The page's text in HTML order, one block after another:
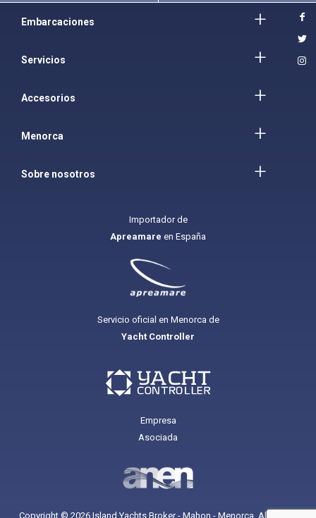
Embarcaciones
Servicios
Accesorios
Menorca
Sobre nosotros
Importador de
Apreamare en España
Servicio oficial en Menorca de
Yacht Controller
Empresa
Asociada
Copyright © 2026 Island Yachts Broker - Mahon - Menorca. All Rights